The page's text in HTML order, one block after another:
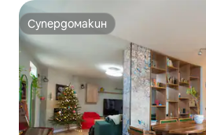
Супердомакин
Супердомакин